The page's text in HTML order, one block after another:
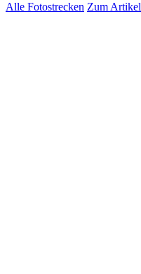
Alle Fotostrecken Zum Artikel